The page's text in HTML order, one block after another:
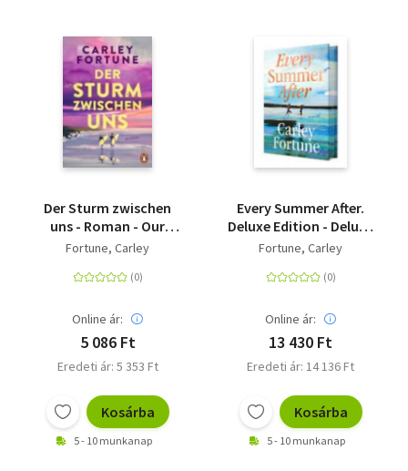
Der Sturm zwischen
uns - Roman - Our
Perfect Storm.
mitreißend,
nächste Romance-
Highlight der
internationalen
Bestsellerautorin
Fortune, Carley
Online ár:
5 086 Ft
Eredeti ár: 5 353 Ft
Kosárba
5 - 10 munkanap
Every Summer After.
Deluxe Edition - Deluxe
Edition
Fortune, Carley
Online ár:
13 430 Ft
Eredeti ár: 14 136 Ft
Kosárba
5 - 10 munkanap